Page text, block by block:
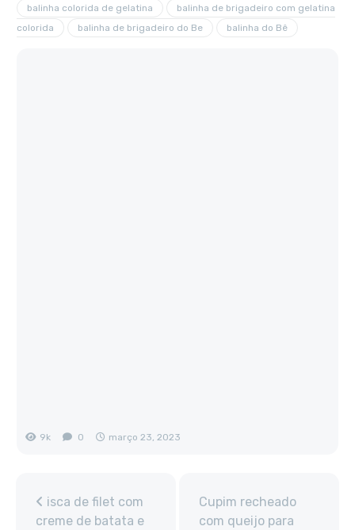
balinha colorida de gelatina
balinha de brigadeiro com gelatina
colorida
balinha de brigadeiro do Be balinha do Bê
9k 0 março 23, 2023
isca de filet com
creme de batata e
Cupim recheado
com queijo para